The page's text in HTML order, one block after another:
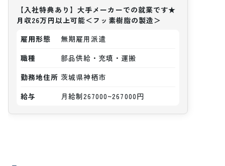
【入社特典あり】大手メーカーでの就業です★
月収26万円以上可能＜フッ素樹脂の製造＞
雇用形態
無期雇用派遣
職種
部品供給・充填・運搬
勤務地住所 茨城県神栖市
給与
月給制267000~267000円